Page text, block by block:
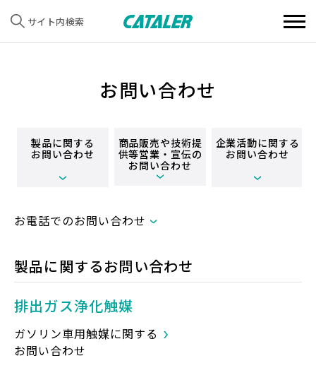
サイト内検索
お問い合わせ
製品に関する
お問い合わせ
商品販売や技術提
供等営業・宣伝の
お問い合わせ
企業活動に関する
お問い合わせ
お電話でのお問い合わせ
製品に関するお問い合わせ
排出ガス浄化触媒
ガソリン車用触媒に関する
お問い合わせ